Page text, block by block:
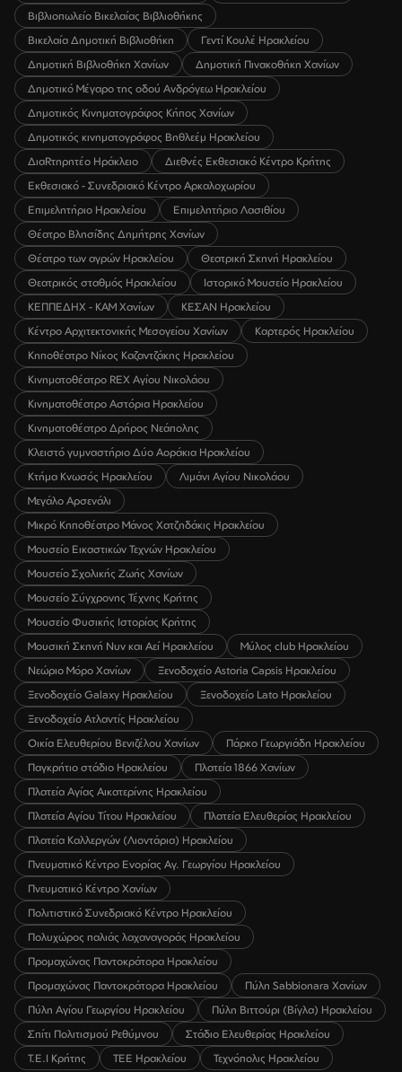
Βιβλιοπωλείο Βικελαίας Βιβλιοθήκης
Βικελαία Δημοτική Βιβλιοθήκη
Γεντί Κουλέ Ηρακλείου
Δημοτική Βιβλιοθήκη Χανίων
Δημοτική Πινακοθήκη Χανίων
Δημοτικό Μέγαρο της οδού Ανδρόγεω Ηρακλείου
Δημοτικός Κινηματογράφος Κήπος Χανίων
Δημοτικός κινηματογράφος Βηθλεέμ Ηρακλείου
ΔιαRτηρητέο Ηράκλειο
Διεθνές Εκθεσιακό Κέντρο Κρήτης
Εκθεσιακό - Συνεδριακό Κέντρο Αρκαλοχωρίου
Επιμελητήριο Ηρακλείου
Επιμελητήριο Λασιθίου
Θέατρο Βλησίδης Δημήτρης Χανίων
Θέατρο των αγρών Ηρακλείου
Θεατρική Σκηνή Ηρακλείου
Θεατρικός σταθμός Ηρακλείου
Ιστορικό Μουσείο Ηρακλείου
ΚΕΠΠΕΔΗΧ - ΚΑΜ Χανίων
ΚΕΣΑΝ Ηρακλείου
Κέντρο Αρχιτεκτονικής Μεσογείου Χανίων
Καρτερός Ηρακλείου
Κηποθέατρο Νίκος Καζαντζάκης Ηρακλείου
Κινηματοθέατρο REX Αγίου Νικολάου
Κινηματοθέατρο Αστόρια Ηρακλείου
Κινηματοθέατρο Δρήρος Νεάπολης
Κλειστό γυμναστήριο Δύο Αοράκια Ηρακλείου
Κτήμα Κνωσός Ηρακλείου
Λιμάνι Αγίου Νικολάου
Μεγάλο Αρσενάλι
Μικρό Κηποθέατρο Μάνος Χατζηδάκις Ηρακλείου
Μουσείο Εικαστικών Τεχνών Ηρακλείου
Μουσείο Σχολικής Ζωής Χανίων
Μουσείο Σύγχρονης Τέχνης Κρήτης
Μουσείο Φυσικής Ιστορίας Κρήτης
Μουσική Σκηνή Νυν και Αεί Ηρακλείου
Μύλος club Ηρακλείου
Νεώριο Μόρο Χανίων
Ξενοδοχείο Astoria Capsis Ηρακλείου
Ξενοδοχείο Galaxy Ηρακλείου
Ξενοδοχείο Lato Ηρακλείου
Ξενοδοχείο Ατλαντίς Ηρακλείου
Οικία Ελευθερίου Βενιζέλου Χανίων
Πάρκο Γεωργιάδη Ηρακλείου
Παγκρήτιο στάδιο Ηρακλείου
Πλατεία 1866 Χανίων
Πλατεία Αγίας Αικατερίνης Ηρακλείου
Πλατεία Αγίου Τίτου Ηρακλείου
Πλατεία Ελευθερίας Ηρακλείου
Πλατεία Καλλεργών (Λιοντάρια) Ηρακλείου
Πνευματικό Κέντρο Ενορίας Αγ. Γεωργίου Ηρακλείου
Πνευματικό Κέντρο Χανίων
Πολιτιστικό Συνεδριακό Κέντρο Ηρακλείου
Πολυχώρος παλιάς λαχαναγοράς Ηρακλείου
Προμαχώνας Παντοκράτορα Ηρακλείου
Προμαχώνας Παντοκράτορα Ηρακλείου
Πύλη Sabbionara Χανίων
Πύλη Αγίου Γεωργίου Ηρακλείου
Πύλη Βιττούρι (Βίγλα) Ηρακλείου
Σπίτι Πολιτισμού Ρεθύμνου
Στάδιο Ελευθερίας Ηρακλείου
Τ.Ε.Ι Κρήτης
ΤΕΕ Ηρακλείου Τεχνόπολις Ηρακλείου